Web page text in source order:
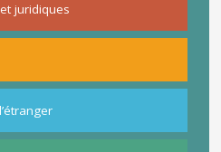
juridiques